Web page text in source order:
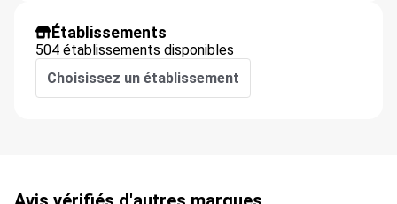
Établissements
504 établissements disponibles
Choisissez un établissement